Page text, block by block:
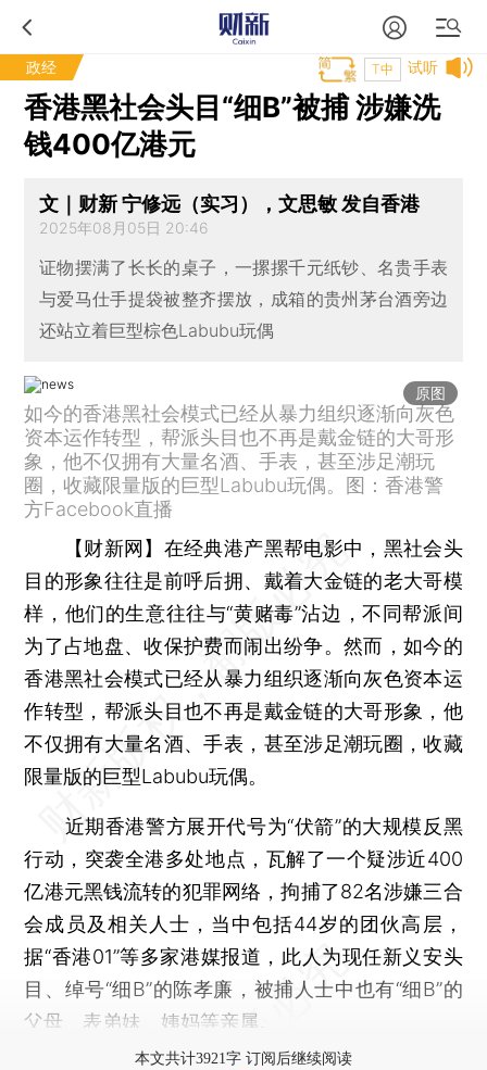
政经 试听
T中
香港黑社会头目“细B”被捕 涉嫌洗
钱400亿港元
文｜财新 宁修远（实习），文思敏 发自香港
2025年08月05日 20:46
证物摆满了长长的桌子，一摞摞千元纸钞、名贵手表
与爱马仕手提袋被整齐摆放，成箱的贵州茅台酒旁边
还站立着巨型棕色Labubu玩偶
原图
如今的香港黑社会模式已经从暴力组织逐渐向灰色
资本运作转型，帮派头目也不再是戴金链的大哥形
象，他不仅拥有大量名酒、手表，甚至涉足潮玩
圈，收藏限量版的巨型Labubu玩偶。图：香港警
方Facebook直播
【财新网】 在经典港产黑帮电影中，黑社会头
目的形象往往是前呼后拥、戴着大金链的老大哥模
样，他们的生意往往与“黄赌毒”沾边，不同帮派间
为了占地盘、收保护费而闹出纷争。然而，如今的
香港黑社会模式已经从暴力组织逐渐向灰色资本运
作转型，帮派头目也不再是戴金链的大哥形象，他
不仅拥有大量名酒、手表，甚至涉足潮玩圈，收藏
限量版的巨型Labubu玩偶。
近期香港警方展开代号为“伏箭”的大规模反黑
行动，突袭全港多处地点，瓦解了一个疑涉近400
亿港元黑钱流转的犯罪网络，拘捕了82名涉嫌三合
会成员及相关人士，当中包括44岁的团伙高层，
据“香港01”等多家港媒报道，此人为现任新义安头
目、绰号“细B”的陈孝廉，被捕人士中也有“细B”的
父母、表弟妹、姨妈等亲属。
本文共计3921字 订阅后继续阅读